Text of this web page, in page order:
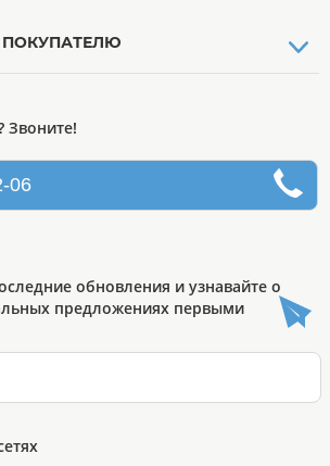
Звоните!
06
обновления и узнавайте о
предложениях первыми